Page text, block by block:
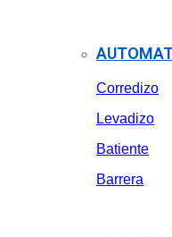
Corredizo
Levadizo
Batiente
Barrera